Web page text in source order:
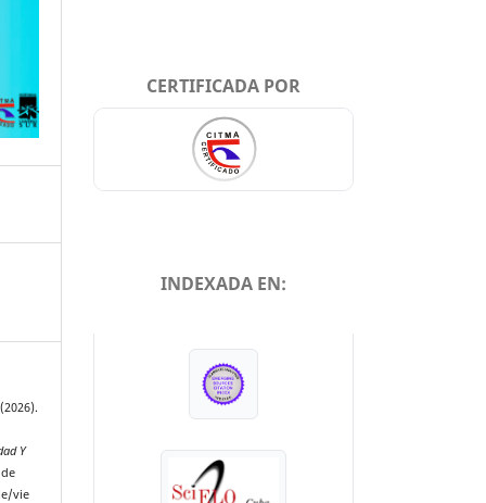
Y
vie
CERTIFICADA POR
INDEXADA EN: